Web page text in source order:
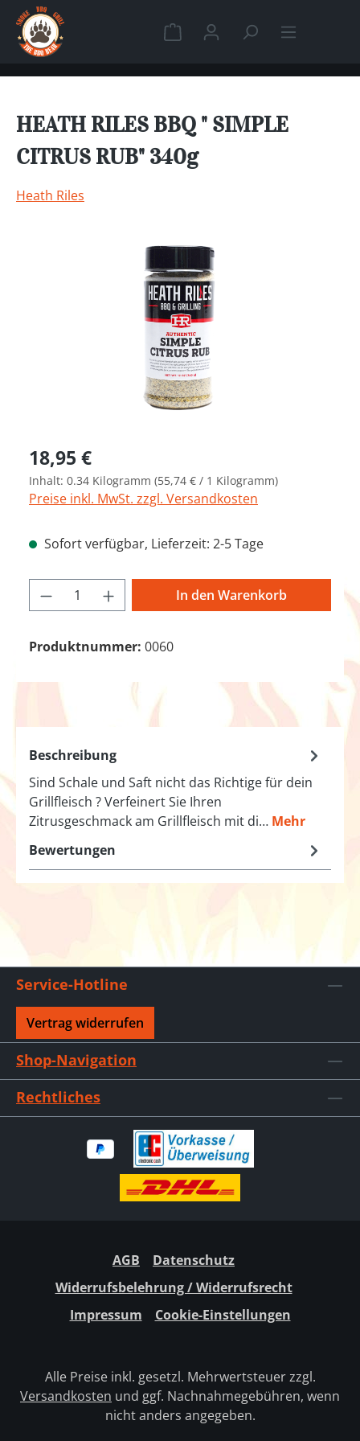
Zum Hauptinhalt springen
Warenkorb enthält 0
HEATH RILES BBQ " SIMPLE
CITRUS RUB" 340g
Heath Riles
Bildergalerie überspringen
Regulärer Preis:
18,95 €
Inhalt: 0.34 Kilogramm (55,74 € / 1 Kilogramm)
Preise inkl. MwSt. zzgl. Versandkosten
Sofort verfügbar, Lieferzeit: 2-5 Tage
Produkt Anzahl: Gib den
In den Warenkorb
Produktnummer: 0060
Beschreibung
Sind Schale und Saft nicht das Richtige für dein
Grillfleisch ? Verfeinert Sie Ihren
Zitrusgeschmack am Grillfleisch mit di… Mehr
Bewertungen
Service-Hotline
Vertrag widerrufen
Shop-Navigation
Rechtliches
AGB
Datenschutz
Widerrufsbelehrung / Widerrufsrecht
Impressum
Cookie-Einstellungen
Alle Preise inkl. gesetzl. Mehrwertsteuer zzgl.
Versandkosten und ggf. Nachnahmegebühren, wenn
nicht anders angegeben.